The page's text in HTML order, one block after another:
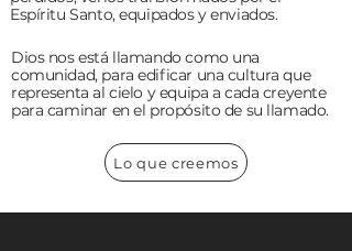
Espíritu Santo, equipados y enviados.
Dios nos está llamando como una
comunidad, para edificar una cultura que
representa al cielo y equipa a cada creyente
para caminar en el propósito de su llamado.
Lo que creemos